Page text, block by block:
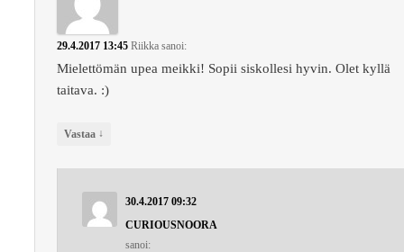
29.4.2017 13:45 Riikka sanoi:
Mielettömän upea meikki! Sopii siskollesi hyvin. Olet kyllä
taitava. :)
Vastaa ↓
30.4.2017 09:32
CURIOUSNOORA
sanoi: